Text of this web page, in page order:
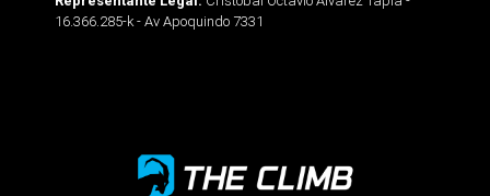
16.366.285-k - Av Apoquindo 7331